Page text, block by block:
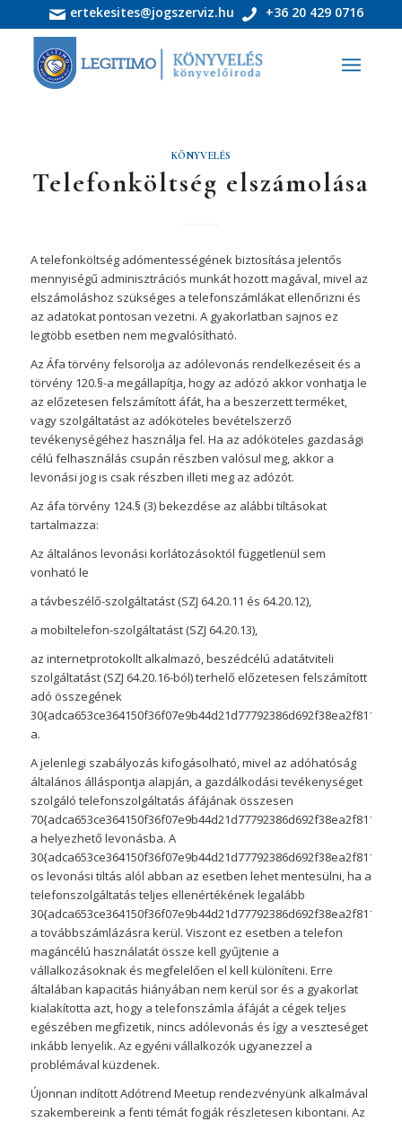
ertekesites@jogszerviz.hu +36 20 429 0716
KÖNYVELÉS
Telefonköltség elszámolása
A telefonköltség adómentességének biztosítása jelentős
mennyiségű adminisztrációs munkát hozott magával, mivel az
elszámoláshoz szükséges a telefonszámlákat ellenőrizni és
az adatokat pontosan vezetni. A gyakorlatban sajnos ez
legtöbb esetben nem megvalósítható.
Az Áfa törvény felsorolja az adólevonás rendelkezéseit és a
törvény 120.§-a megállapítja, hogy az adózó akkor vonhatja le
az előzetesen felszámított áfát, ha a beszerzett terméket,
vagy szolgáltatást az adóköteles bevételszerző
tevékenységéhez használja fel. Ha az adóköteles gazdasági
célú felhasználás csupán részben valósul meg, akkor a
levonási jog is csak részben illeti meg az adózót.
Az áfa törvény 124.§ (3) bekezdése az alábbi tiltásokat
tartalmazza:
Az általános levonási korlátozásoktól függetlenül sem
vonható le
a távbeszélő-szolgáltatást (SZJ 64.20.11 és 64.20.12),
a mobiltelefon-szolgáltatást (SZJ 64.20.13),
az internetprotokollt alkalmazó, beszédcélú adatátviteli
szolgáltatást (SZJ 64.20.16-ból) terhelő előzetesen felszámított
adó összegének
a.
A jelenlegi szabályozás kifogásolható, mivel az adóhatóság
általános álláspontja alapján, a gazdálkodási tevékenységet
szolgáló telefonszolgáltatás áfájának összesen
a helyezhető levonásba. A
os levonási tiltás alól abban az esetben lehet mentesülni, ha a
telefonszolgáltatás teljes ellenértékének legalább
a továbbszámlázásra kerül. Viszont ez esetben a telefon
magáncélú használatát össze kell gyűjtenie a
vállalkozásoknak és megfelelően el kell különíteni. Erre
általában kapacitás hiányában nem kerül sor és a gyakorlat
kialakította azt, hogy a telefonszámla áfáját a cégek teljes
egészében megfizetik, nincs adólevonás és így a veszteséget
inkább lenyelik. Az egyéni vállalkozók ugyanezzel a
problémával küzdenek.
Újonnan indított Adótrend Meetup rendezvényünk alkalmával
szakembereink a fenti témát fogják részletesen kibontani. Az